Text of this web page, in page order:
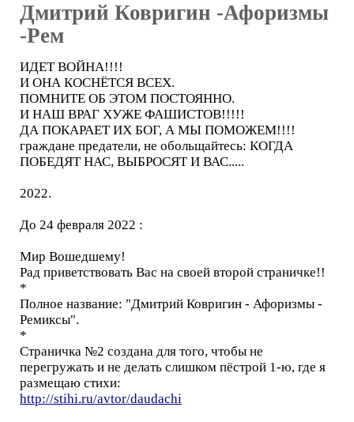
Дмитрий Ковригин -Афоризмы
-Рем
ИДЕТ ВОЙНА!!!!
И ОНА КОСНЁТСЯ ВСЕХ.
ПОМНИТЕ ОБ ЭТОМ ПОСТОЯННО.
И НАШ ВРАГ ХУЖЕ ФАШИСТОВ!!!!!
ДА ПОКАРАЕТ ИХ БОГ, А МЫ ПОМОЖЕМ!!!!
граждане предатели, не обольщайтесь: КОГДА
ПОБЕДЯТ НАС, ВЫБРОСЯТ И ВАС.....
2022.
До 24 февраля 2022 :
Мир Вошедшему!
Рад приветствовать Вас на своей второй страничке!!
*
Полное название: "Дмитрий Ковригин - Афоризмы -
Ремиксы".
*
Страничка №2 создана для того, чтобы не
перегружать и не делать слишком пёстрой 1-ю, где я
размещаю стихи:
http://stihi.ru/avtor/daudachi